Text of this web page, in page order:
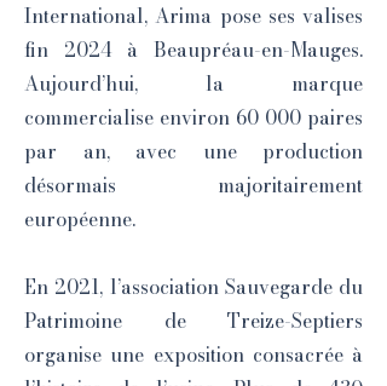
International, Arima pose ses valises
fin 2024 à Beaupréau-en-Mauges.
Aujourd’hui, la marque
commercialise environ 60 000 paires
par an, avec une production
désormais majoritairement
européenne.
En 2021, l’association Sauvegarde du
Patrimoine de Treize-Septiers
organise une exposition consacrée à